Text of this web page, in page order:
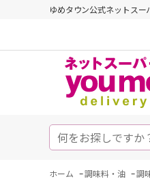
ゆめタウン公式ネットスー
ホーム -調味料・油 -調